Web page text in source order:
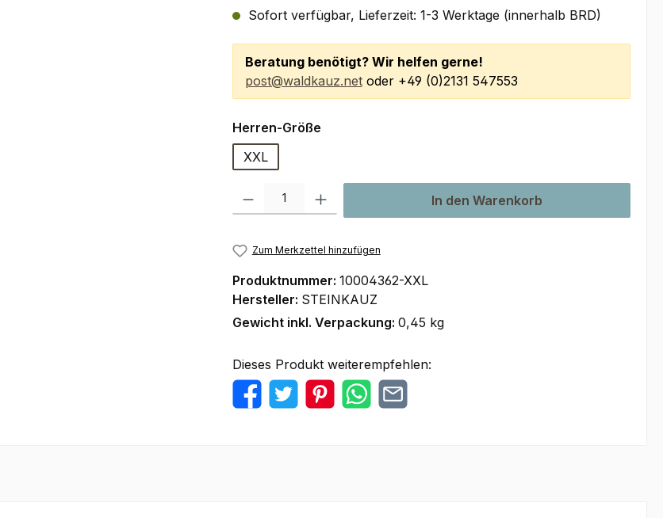
Sofort verfügbar, Lieferzeit: 1-3 Werktage (innerhalb BRD)
Beratung benötigt? Wir helfen gerne!
post@waldkauz.netoder +49 (0)2131 547553
Herren-Größeauswählen
XXL
Produkt Anzahl: Gib den gewünschten Wert ein oder benutze die Schaltflächen
In den Warenkorb
Zum Merkzettel hinzufügen
Produktnummer: 10004362-XXL
Hersteller: STEINKAUZ
Gewicht inkl. Verpackung: 0,45 kg
Dieses Produkt weiterempfehlen: